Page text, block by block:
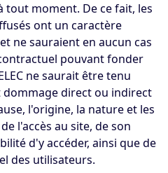
moment. De ce fait, les
ont un caractère
ne sauraient en aucun cas
pouvant fonder
ne saurait être tenu
direct ou indirect
l'origine, la nature et les
l'accès au site, de son
d'y accéder, ainsi que de
des utilisateurs.